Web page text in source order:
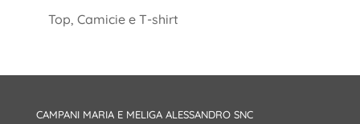
Top, Camicie e T-shirt
CAMPANI MARIA E MELIGA ALESSANDRO SNC